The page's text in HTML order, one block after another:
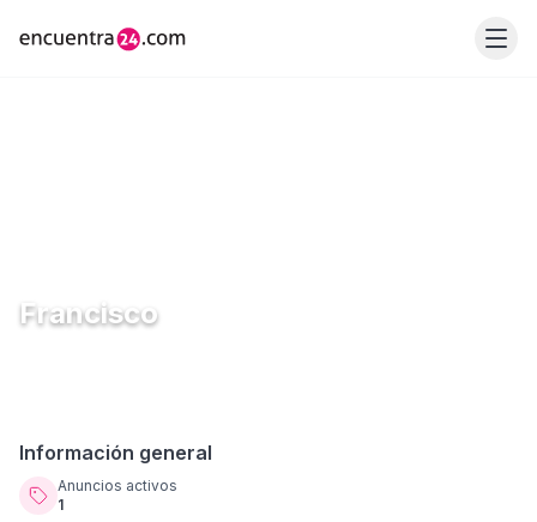
Francisco
Información general
Anuncios activos
1